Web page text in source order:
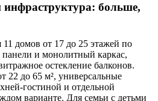
больше,
11 домов от 17 до 25 этажей по
и монолитный каркас,
остекление балконов.
22 до 65 м², универсальные
гостиной и отдельной
варианте. Для семьи с детьми